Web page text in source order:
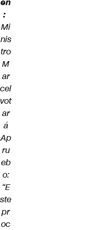
:
Mi
nis
tro
M
ar
cel
vot
ar
á
Ap
ru
eb
o:
“E
ste
pr
oc